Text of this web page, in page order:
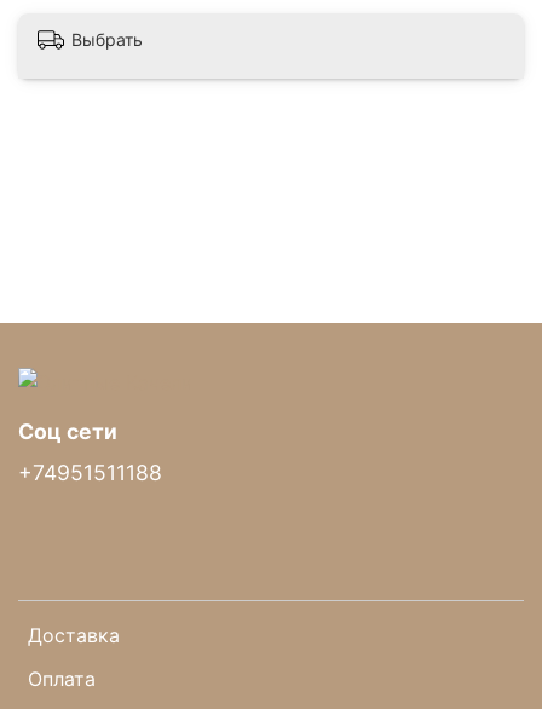
Выбрать
Доставка
Оплата
Соц сети
+74951511188